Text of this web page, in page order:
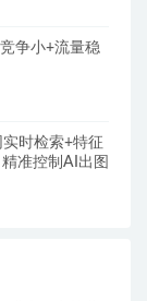
争小+流量稳
时检索+特征
准控制AI出图